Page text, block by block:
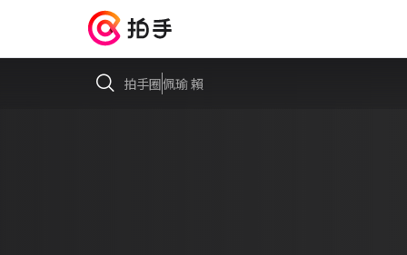
拍手圈佩瑜 賴